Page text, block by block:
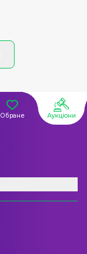
Обране Аукціони